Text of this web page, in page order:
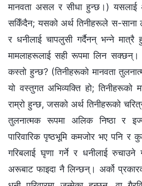
मानवता असल र सीधा हुन्छ।) यसलाई
सकिँदैन; यसको अर्थ तिनीहरूले स-साना
र धनीलाई चापलुसी गर्दैनन् भन्‍ने मात्रै
मामलाहरूलाई सही रूपमा लिन सक्छन्।
कस्तो हुन्छ? (तिनीहरूको मानवता
यो वस्तुगत अभिव्यक्ति हो; तिनीहरूको
राम्रो हुन्छ, जसको अर्थ तिनीहरूको
तुलनात्मक रूपमा अलिक निष्ठा र
पारिवारिक पृष्ठभूमि कमजोर भए पनि र
गरिबलाई घृणा गर्ने र धनीलाई
अरूबाट फाइदा नै लिन्छन्। अर्को